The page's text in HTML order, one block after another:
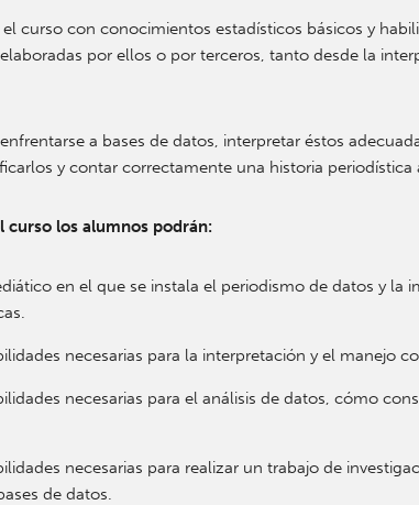
curso con conocimientos estadísticos básicos y
por ellos o por terceros, tanto desde la
a bases de datos, interpretar éstos
y contar correctamente una historia periodística
curso los alumnos podrán:
en el que se instala el periodismo de datos y
necesarias para la interpretación y el manejo
necesarias para el análisis de datos, cómo
necesarias para realizar un trabajo de
de datos.